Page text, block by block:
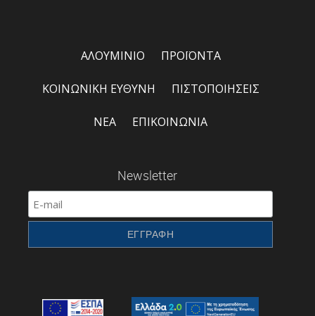
ΑΛΟΥΜΙΝΙΟ ΠΡΟΪΟΝΤΑ
ΚΟΙΝΩΝΙΚΗ ΕΥΘΥΝΗ ΠΙΣΤΟΠΟΙΗΣΕΙΣ
ΝΕΑ ΕΠΙΚΟΙΝΩΝΙΑ
Newsletter